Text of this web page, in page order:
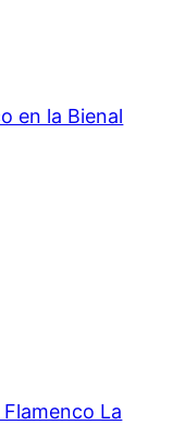
en la Bienal
La